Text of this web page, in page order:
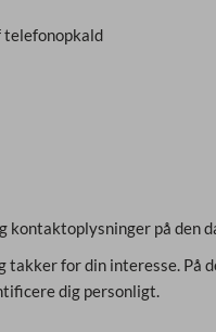
telefonopkald
kontaktoplysninger på den
takker for din interesse.
dig personligt.